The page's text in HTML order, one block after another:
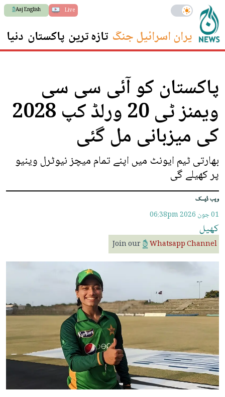
Live
Aaj English
ایران اسرائیل جنگ تازہ ترین پاکستان دنیا
پاکستان کو آئی سی سی
ویمنز ٹی 20 ورلڈ کپ 2028
کی میزبانی مل گئی
بھارتی ٹیم ایونٹ میں اپنے تمام میچز نیوٹرل وینیو
پر کھیلے گی
ویب ڈیسک
01 جون 2026 06:38pm
کھیل
Join our Whatsapp Channel